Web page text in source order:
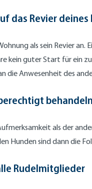
das Revier deines
als sein Revier
kein guter Start für ein
die Anwesenheit des
behandeln
als der
Hunden sind dann die
Rudelmitglieder